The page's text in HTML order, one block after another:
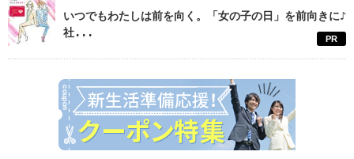
いつでもわたしは前を向く。「女の子の日」を前向きに♪
社...
PR